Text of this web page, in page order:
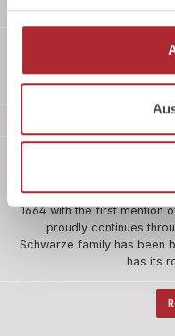
Information
Payment methods
The company Schwarze
owner-managed
1664 with the first mention
proudly continues
Schwarze family has been
has its